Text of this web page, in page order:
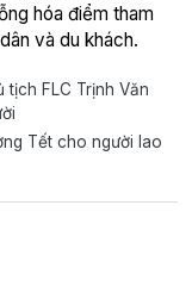
hóa điểm tham
và du khách.
tịch FLC Trịnh Văn
Tết cho người lao